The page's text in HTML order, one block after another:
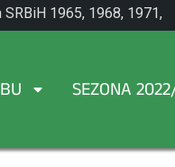
SRBiH 1965, 1968, 1971,
SEZONA